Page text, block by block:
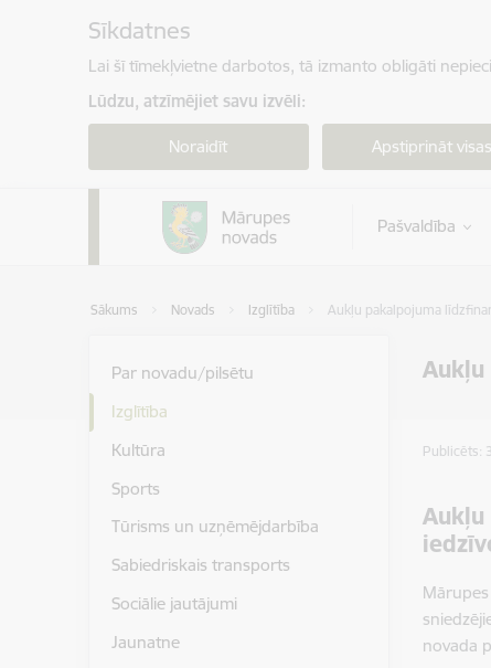
Sīkdatnes
Lai šī tīmekļvietne darbotos, tā izmanto obligāti
Lūdzu, atzīmējiet savu izvēli:
Noraidīt Apstiprināt visas
Pašvaldība
Sākums Novads Izglītība Aukļu pakalpojuma
Aukļu
Par novadu/pilsētu
Izglītība
Kultūra
Sports
Tūrisms un uzņēmējdarbība
Sabiedriskais transports
Sociālie jautājumi
Jaunatne
Publicēts:
Aukļu
novada